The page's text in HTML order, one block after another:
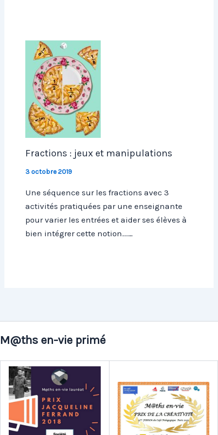
Fractions : jeux et manipulations
3 octobre 2019
Une séquence sur les fractions avec 3
activités pratiquées par une enseignante
pour varier les entrées et aider ses élèves à
bien intégrer cette notion...…
M@ths en-vie primé